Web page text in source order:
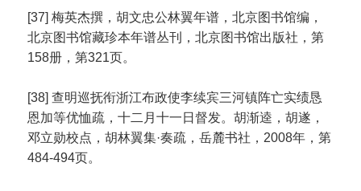
[37] 梅英杰撰，胡文忠公林翼年谱，北京图书馆编，
北京图书馆藏珍本年谱丛刊，北京图书馆出版社，第
158册，第321页。
[38] 查明巡抚衔浙江布政使李续宾三河镇阵亡实绩恳
恩加等优恤疏，十二月十一日督发。胡渐逵，胡遂，
邓立勋校点，胡林翼集·奏疏，岳麓书社，2008年，第
484-494页。